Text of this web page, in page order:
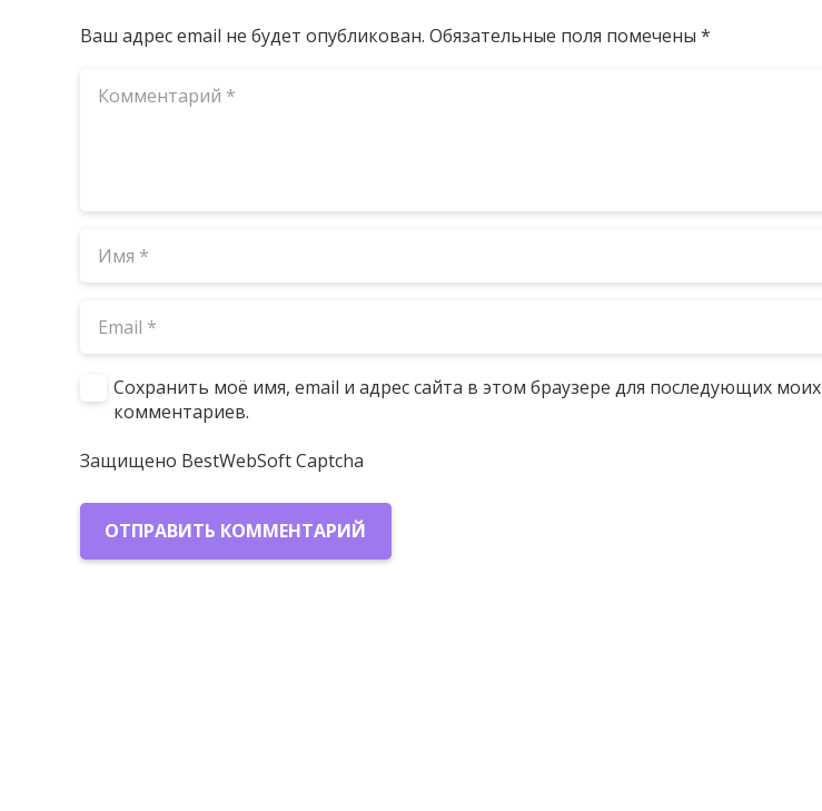
Ваш адрес email не будет опубликован. Обязательные поля помечены *
Сохранить моё имя, email и адрес сайта в этом браузере для последующих моих
комментариев.
Защищено BestWebSoft Captcha
ОТПРАВИТЬ КОММЕНТАРИЙ